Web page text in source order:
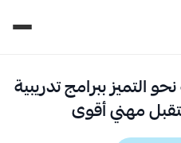
التميز ببرامج تدريبية
مهني أقوى